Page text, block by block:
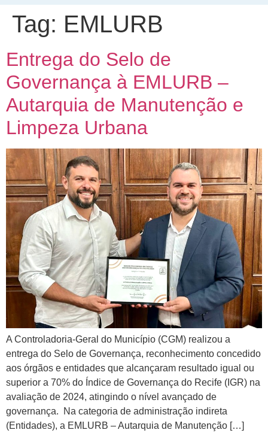
Tag: EMLURB
Entrega do Selo de
Governança à EMLURB –
Autarquia de Manutenção e
Limpeza Urbana
A Controladoria-Geral do Município (CGM) realizou a
entrega do Selo de Governança, reconhecimento concedido
aos órgãos e entidades que alcançaram resultado igual ou
superior a 70% do Índice de Governança do Recife (IGR) na
avaliação de 2024, atingindo o nível avançado de
governança. Na categoria de administração indireta
(Entidades), a EMLURB – Autarquia de Manutenção […]